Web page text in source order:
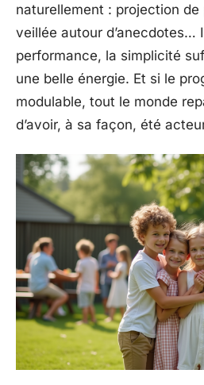
naturellement : projection de
veillée autour d’anecdotes…
performance, la simplicité
une belle énergie. Et si le
modulable, tout le monde
d’avoir, à sa façon, été